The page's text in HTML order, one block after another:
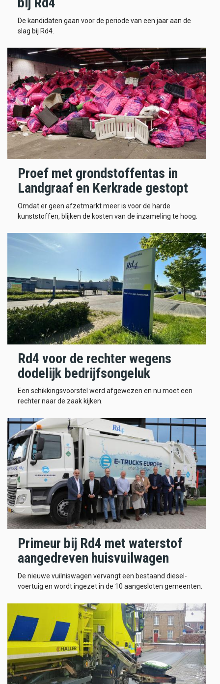
De kandidaten gaan voor de periode van een jaar aan de
slag bij Rd4.
Proef met grondstoffentas in
Landgraaf en Kerkrade gestopt
Omdat er geen afzetmarkt meer is voor de harde
kunststoffen, blijken de kosten van de inzameling te hoog.
Rd4 voor de rechter wegens
dodelijk bedrijfsongeluk
Een schikkingsvoorstel werd afgewezen en nu moet een
rechter naar de zaak kijken.
Primeur bij Rd4 met waterstof
aangedreven huisvuilwagen
De nieuwe vuilniswagen vervangt een bestaand diesel-
voertuig en wordt ingezet in de 10 aangesloten gemeenten.